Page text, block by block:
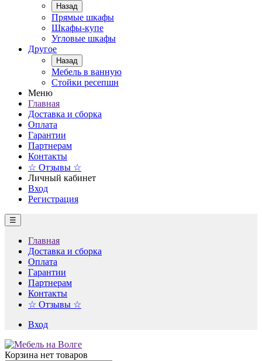
Назад
Прямые шкафы
Шкафы-купе
Угловые шкафы
Другое
Назад
Мебель в ванную
Стойки ресепшн
Меню
Главная
Доставка и сборка
Оплата
Гарантии
Партнерам
Контакты
☆ Отзывы ☆
Личный кабинет
Вход
Регистрация
☰
Главная
Доставка и сборка
Оплата
Гарантии
Партнерам
Контакты
☆ Отзывы ☆
Вход
Корзина нет товаров